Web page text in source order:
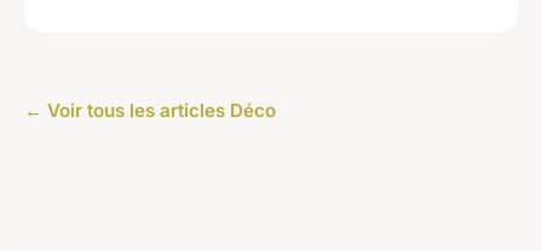
← Voir tous les articles Déco